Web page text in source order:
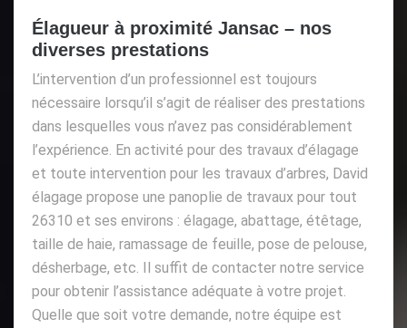
Élagueur à proximité Jansac – nos
diverses prestations
L’intervention d’un professionnel est toujours
nécessaire lorsqu’il s’agit de réaliser des prestations
dans lesquelles vous n’avez pas considérablement
l’expérience. En activité pour des travaux d’élagage
et toute intervention pour les travaux d’arbres, David
élagage propose une panoplie de travaux pour tout
26310 et ses environs : élagage, abattage, étêtage,
taille de haie, ramassage de feuille, pose de pelouse,
désherbage, etc. Il suffit de contacter notre service
pour obtenir l’assistance adéquate à votre projet.
Quelle que soit votre demande, notre équipe est